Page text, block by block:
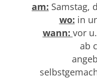
am: Samstag,
wo: in
wann: vor
ab